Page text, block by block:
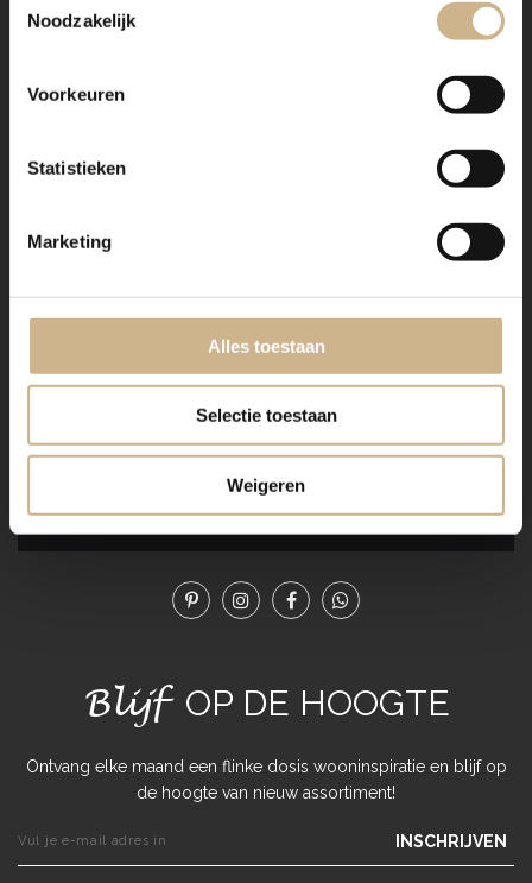
Noodzakelijk
Voorkeuren
Statistieken
Marketing
Alles toestaan
Selectie toestaan
Weigeren
RESERVEER
Verzending
uitstraling. De charme zit in de imperfectie, dit geeft het
product karakter en authenticiteit!
De unieke oude meubels en woonaccessoires van Old
BASICS brengen een spannende, originele mix in je
interieur! Elk exemplaar is uniek, dus heb je interesse?
Blijf OP DE HOOGTE
Ontvang elke maand een flinke dosis wooninspiratie en blijf op
de hoogte van nieuw assortiment!
INSCHRIJVEN